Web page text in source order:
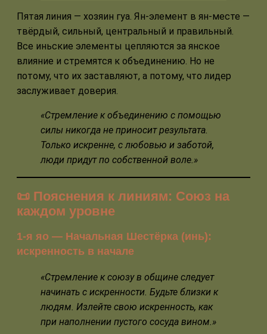
Пятая линия — хозяин гуа. Ян-элемент в ян-месте —
твёрдый, сильный, центральный и правильный.
Все иньские элементы цепляются за янское
влияние и стремятся к объединению. Но не
потому, что их заставляют, а потому, что лидер
заслуживает доверия.
«Стремление к объединению с помощью
силы никогда не приносит результата.
Только искренне, с любовью и заботой,
люди придут по собственной воле.»
📜 Пояснения к линиям: Союз на
каждом уровне
1-я яо — Начальная Шестёрка (инь):
искренность в начале
«Стремление к союзу в общине следует
начинать с искренности. Будьте близки к
людям. Излейте свою искренность, как
при наполнении пустого сосуда вином.»